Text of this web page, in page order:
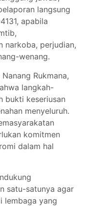
langsung
apabila
narkoba, perjudian,
wenang.
Rukmana,
langkah-
bukti keseriusan
menyeluruh.
komitmen
dalam hal
satu-satunya agar
lembaga yang